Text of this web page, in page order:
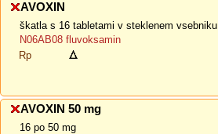
AVOXIN
škatla s 16 tabletami v steklenem vsebniku
N06AB08 fluvoksamin
Rp
AVOXIN 50 mg
16 po 50 mg